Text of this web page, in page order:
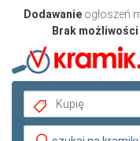
Dodawanie ogłoszeń
Brak możliwości
Kupię